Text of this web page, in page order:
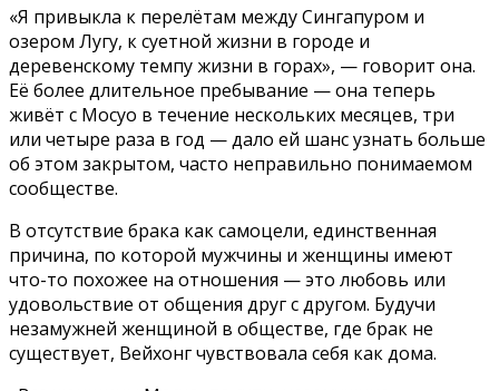
«Я привыкла к перелётам между Сингапуром и
озером Лугу, к суетной жизни в городе и
деревенскому темпу жизни в горах», — говорит она.
Её более длительное пребывание — она ​​теперь
живёт с Мосуо в течение нескольких месяцев, три
или четыре раза в год — дало ей шанс узнать больше
об этом закрытом, часто неправильно понимаемом
сообществе.
В отсутствие брака как самоцели, единственная
причина, по которой мужчины и женщины имеют
что-то похожее на отношения — это любовь или
удовольствие от общения друг с другом. Будучи
незамужней женщиной в обществе, где брак не
существует, Вейхонг чувствовала себя как дома.